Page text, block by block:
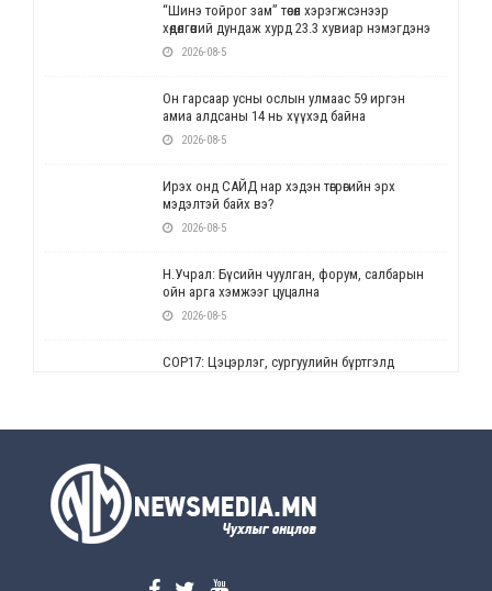
“Шинэ тойрог зам” төсөл хэрэгжсэнээр
хөдөлгөөний дундаж хурд 23.3 хувиар нэмэгдэнэ
2026-08-5
Он гарсаар усны ослын улмаас 59 иргэн
амиа алдсаны 14 нь хүүхэд байна
2026-08-5
Ирэх онд САЙД нар хэдэн төгрөгийн эрх
мэдэлтэй байх вэ?
2026-08-5
Н.Учрал: Бүсийн чуулган, форум, салбарын
ойн арга хэмжээг цуцална
2026-08-5
СОР17: Цэцэрлэг, сургуулийн бүртгэлд
2026-08-5
2026-08-5